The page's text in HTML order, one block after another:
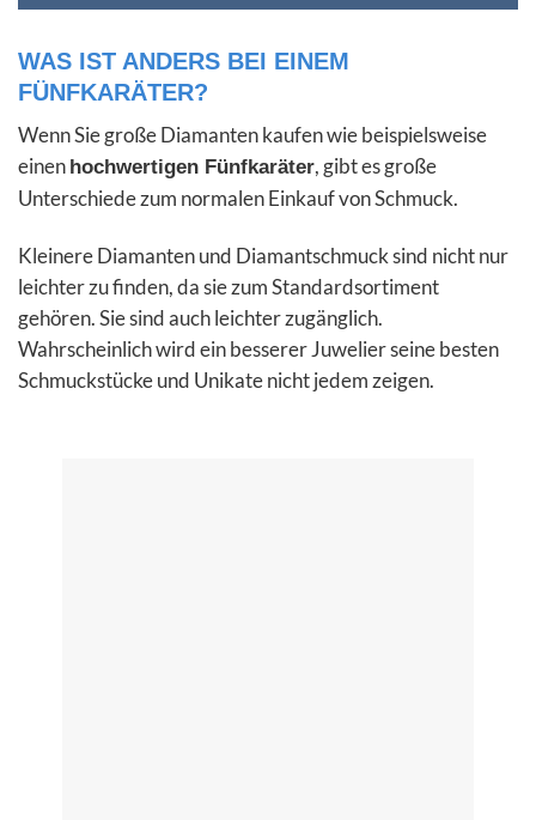
WAS IST ANDERS BEI EINEM
FÜNFKARÄTER?
Wenn Sie große Diamanten kaufen wie beispielsweise
einen hochwertigen Fünfkaräter, gibt es große
Unterschiede zum normalen Einkauf von Schmuck.
Kleinere Diamanten und Diamantschmuck sind nicht nur
leichter zu finden, da sie zum Standardsortiment
gehören. Sie sind auch leichter zugänglich.
Wahrscheinlich wird ein besserer Juwelier seine besten
Schmuckstücke und Unikate nicht jedem zeigen.